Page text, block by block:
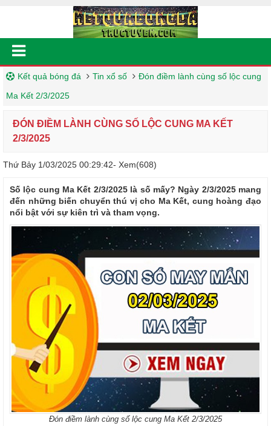
Kết quả bóng đá Tin xổ số
Đón điềm lành cùng số lộc cung
Ma Kết 2/3/2025
ĐÓN ĐIỀM LÀNH CÙNG SỐ LỘC CUNG MA KẾT
2/3/2025
Thứ Bảy 1/03/2025 00:29:42- Xem(608)
Số lộc cung Ma Kết 2/3/2025 là số mấy? Ngày 2/3/2025 mang
đến những biến chuyển thú vị cho Ma Kết, cung hoàng đạo
nổi bật với sự kiên trì và tham vọng.
Đón điềm lành cùng số lộc cung Ma Kết 2/3/2025